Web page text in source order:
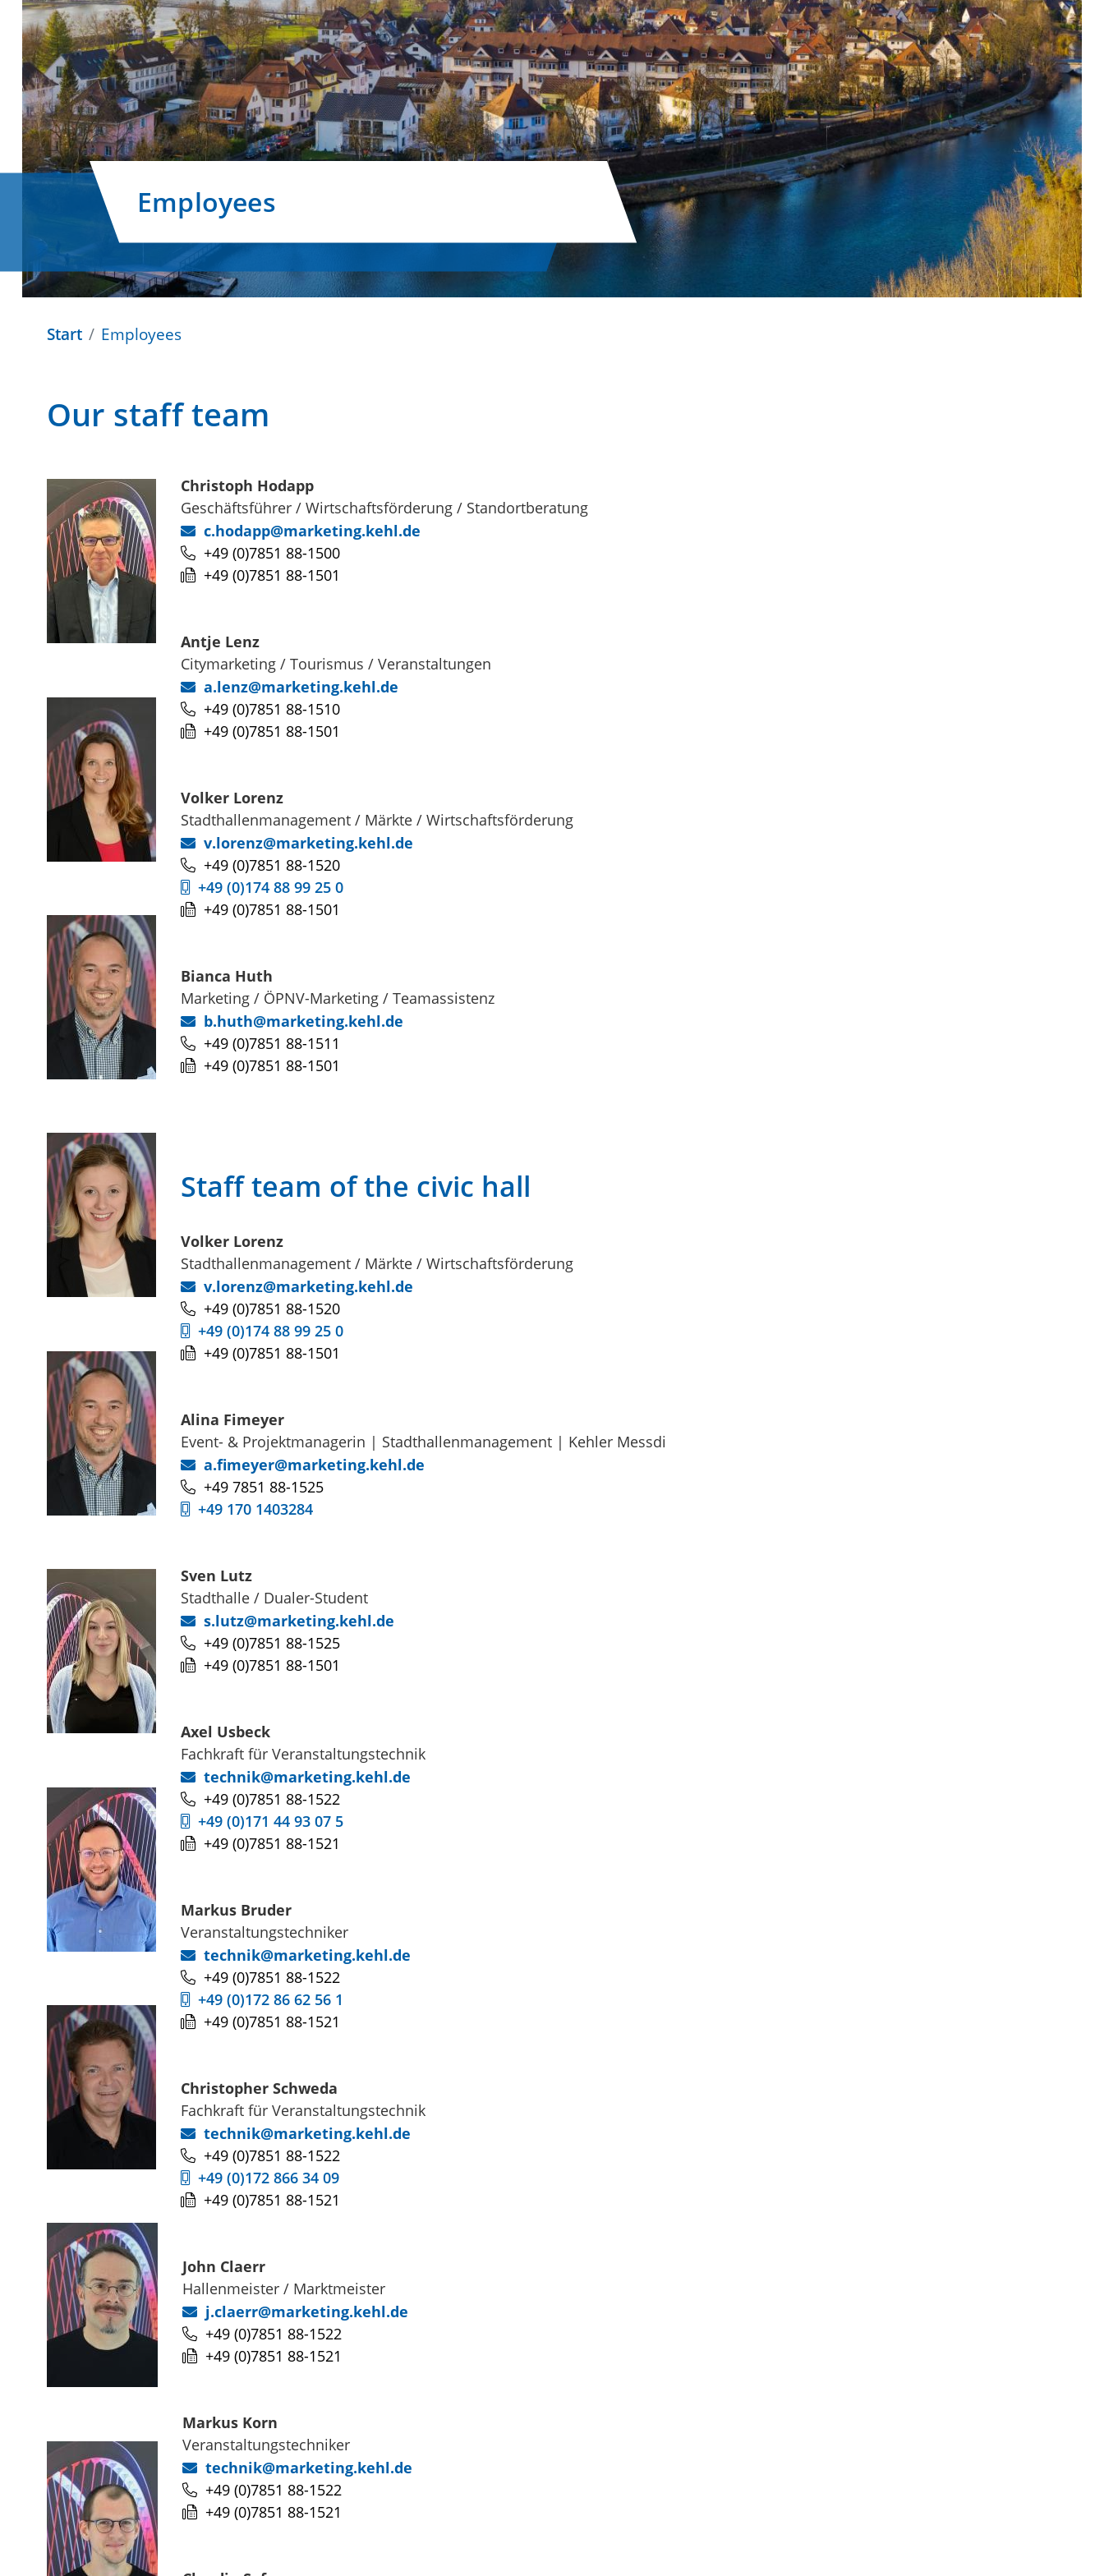
Employees
Start Employees
Our staff team
Christoph Hodapp
Geschäftsführer / Wirtschaftsförderung / Standortberatung
c.hodapp@marketing.kehl.de
+49 (0)7851 88-1500
+49 (0)7851 88-1501
Antje Lenz
Citymarketing / Tourismus / Veranstaltungen
a.lenz@marketing.kehl.de
+49 (0)7851 88-1510
+49 (0)7851 88-1501
Volker Lorenz
Stadthallenmanagement / Märkte / Wirtschaftsförderung
v.lorenz@marketing.kehl.de
+49 (0)7851 88-1520
+49 (0)174 88 99 25 0
+49 (0)7851 88-1501
Bianca Huth
Marketing / ÖPNV-Marketing / Teamassistenz
b.huth@marketing.kehl.de
+49 (0)7851 88-1511
+49 (0)7851 88-1501
Staff team of the civic hall
Volker Lorenz
Stadthallenmanagement / Märkte / Wirtschaftsförderung
v.lorenz@marketing.kehl.de
+49 (0)7851 88-1520
+49 (0)174 88 99 25 0
+49 (0)7851 88-1501
Alina Fimeyer
Event- & Projektmanagerin | Stadthallenmanagement | Kehler Messdi
a.fimeyer@marketing.kehl.de
+49 7851 88-1525
+49 170 1403284
Sven Lutz
Stadthalle / Dualer-Student
s.lutz@marketing.kehl.de
+49 (0)7851 88-1525
+49 (0)7851 88-1501
Axel Usbeck
Fachkraft für Veranstaltungstechnik
technik@marketing.kehl.de
+49 (0)7851 88-1522
+49 (0)171 44 93 07 5
+49 (0)7851 88-1521
Markus Bruder
Veranstaltungstechniker
technik@marketing.kehl.de
+49 (0)7851 88-1522
+49 (0)172 86 62 56 1
+49 (0)7851 88-1521
Christopher Schweda
Fachkraft für Veranstaltungstechnik
technik@marketing.kehl.de
+49 (0)7851 88-1522
+49 (0)172 866 34 09
+49 (0)7851 88-1521
John Claerr
Hallenmeister / Marktmeister
j.claerr@marketing.kehl.de
+49 (0)7851 88-1522
+49 (0)7851 88-1521
Markus Korn
Veranstaltungstechniker
technik@marketing.kehl.de
+49 (0)7851 88-1522
+49 (0)7851 88-1521